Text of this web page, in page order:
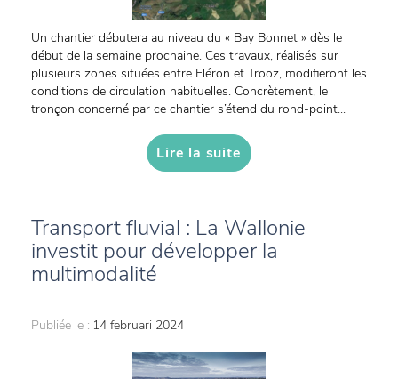
Un chantier débutera au niveau du « Bay Bonnet » dès le
début de la semaine prochaine. Ces travaux, réalisés sur
plusieurs zones situées entre Fléron et Trooz, modifieront les
conditions de circulation habituelles. Concrètement, le
tronçon concerné par ce chantier s’étend du rond-point...
Lire la suite
Transport fluvial : La Wallonie
investit pour développer la
multimodalité
Publiée le : 14 februari 2024